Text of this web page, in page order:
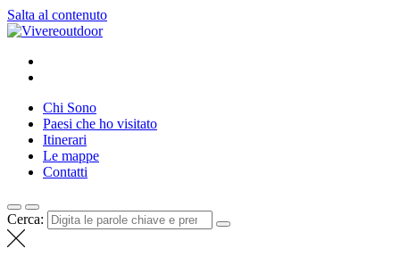
Salta al contenuto
Vivereoutdoor
Make every day an adventure
Chi Sono
Paesi che ho visitato
Itinerari
Le mappe
Contatti
Cerca: